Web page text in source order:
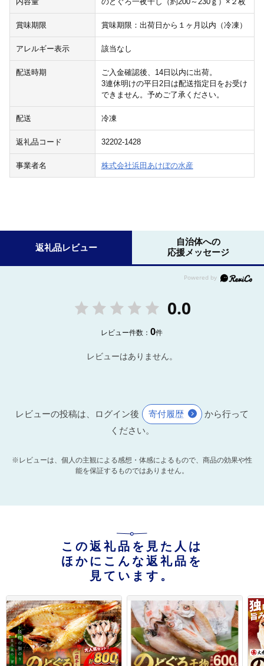
賞味期限 賞味期限：出荷日から１ヶ月以内（冷凍）
アレルギー表示 該当なし
配送時期
ご入金確認後、14日以内に出荷。
3連休明けの平日2日は配送指定日をお受け
できません。予めご了承ください。
配送 冷凍
返礼品コード 32202-1428
事業者名 株式会社浜田あけぼの水産
返礼品レビュー
自治体への
応援メッセージ
0.0
レビュー件数：0件
レビューはありません。
レビューの投稿は、ログイン後 寄付履歴
から行って
ください。
※レビューは、個人の主観による感想・体感によるもので、商品の効果や性
能を保証するものではありません。
この返礼品を見た人は
ほかにこんな返礼品を
見ています。